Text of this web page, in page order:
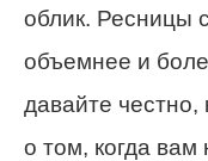
облик. Ресницы
объемнее и
давайте честно,
о том, когда